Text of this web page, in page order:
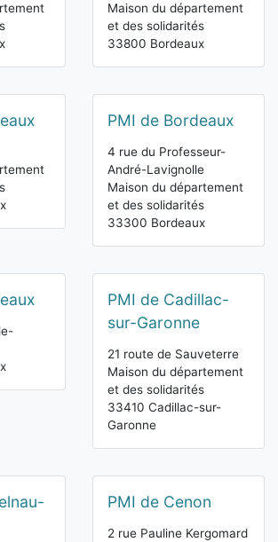
Maison du département
et des solidarités
33800 Bordeaux
PMI de Bordeaux
4 rue du Professeur-
André-Lavignolle
Maison du département
et des solidarités
33300 Bordeaux
PMI de Cadillac-
sur-Garonne
21 route de Sauveterre
Maison du département
et des solidarités
33410 Cadillac-sur-
Garonne
PMI de Cenon
2 rue Pauline Kergomard